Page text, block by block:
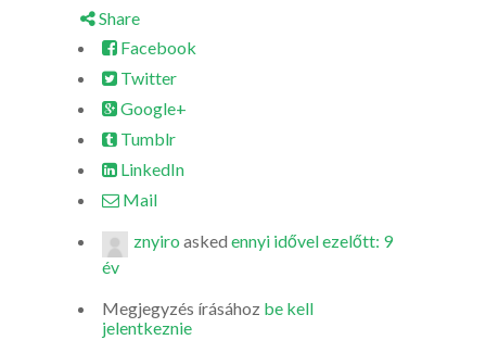
Share
Facebook
Twitter
Google+
Tumblr
LinkedIn
Mail
znyiro asked ennyi idővel ezelőtt: 9
év
Megjegyzés írásához be kell
jelentkeznie